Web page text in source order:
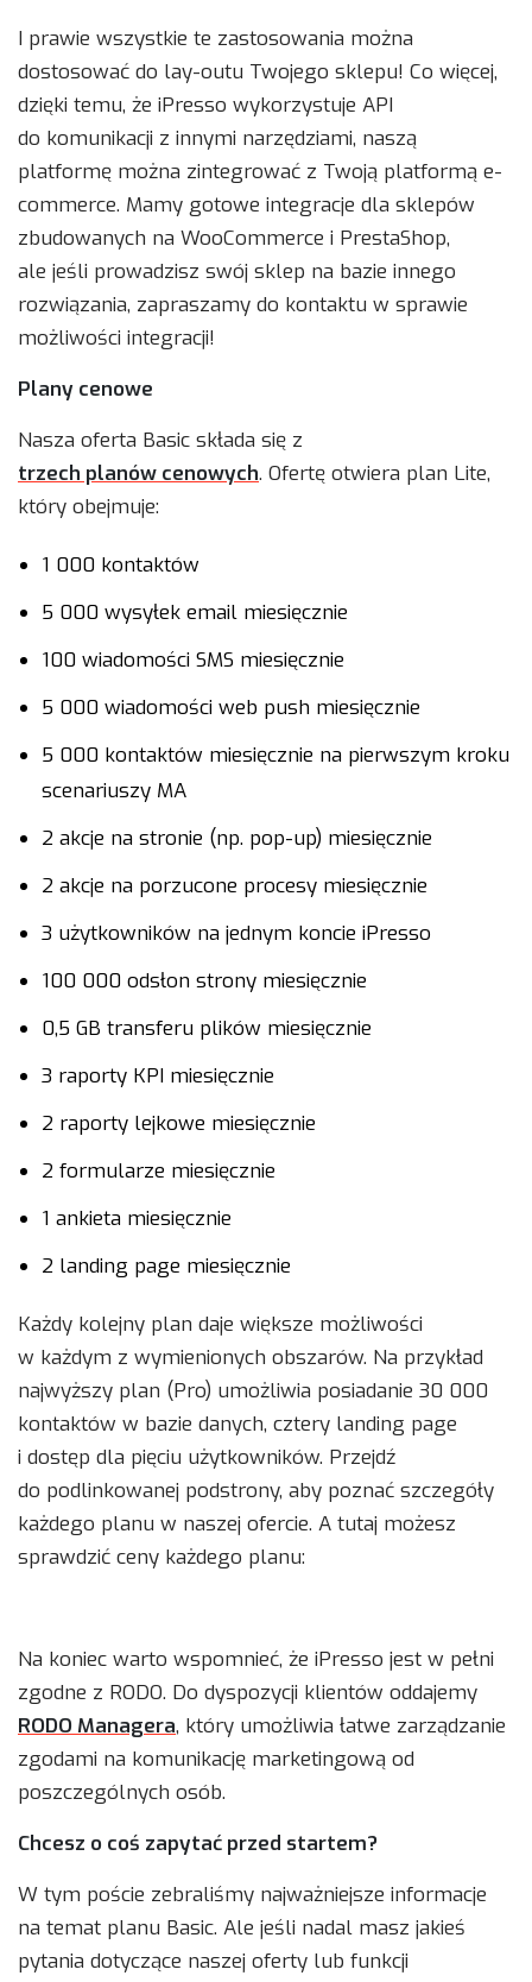
I prawie wszystkie te zastosowania można
dostosować do lay-outu Twojego sklepu! Co więcej,
dzięki temu, że iPresso wykorzystuje API
do komunikacji z innymi narzędziami, naszą
platformę można zintegrować z Twoją platformą e-
commerce. Mamy gotowe integracje dla sklepów
zbudowanych na WooCommerce i PrestaShop,
ale jeśli prowadzisz swój sklep na bazie innego
rozwiązania, zapraszamy do kontaktu w sprawie
możliwości integracji!
Plany cenowe
Nasza oferta Basic składa się z
trzech planów cenowych. Ofertę otwiera plan Lite,
który obejmuje:
1 000 kontaktów
5 000 wysyłek email miesięcznie
100 wiadomości SMS miesięcznie
5 000 wiadomości web push miesięcznie
5 000 kontaktów miesięcznie na pierwszym kroku
scenariuszy MA
2 akcje na stronie (np. pop-up) miesięcznie
2 akcje na porzucone procesy miesięcznie
3 użytkowników na jednym koncie iPresso
100 000 odsłon strony miesięcznie
0,5 GB transferu plików miesięcznie
3 raporty KPI miesięcznie
2 raporty lejkowe miesięcznie
2 formularze miesięcznie
1 ankieta miesięcznie
2 landing page miesięcznie
Każdy kolejny plan daje większe możliwości
w każdym z wymienionych obszarów. Na przykład
najwyższy plan (Pro) umożliwia posiadanie 30 000
kontaktów w bazie danych, cztery landing page
i dostęp dla pięciu użytkowników. Przejdź
do podlinkowanej podstrony, aby poznać szczegóły
każdego planu w naszej ofercie. A tutaj możesz
sprawdzić ceny każdego planu:
Na koniec warto wspomnieć, że iPresso jest w pełni
zgodne z RODO. Do dyspozycji klientów oddajemy
RODO Managera, który umożliwia łatwe zarządzanie
zgodami na komunikację marketingową od
poszczególnych osób.
Chcesz o coś zapytać przed startem?
W tym poście zebraliśmy najważniejsze informacje
na temat planu Basic. Ale jeśli nadal masz jakieś
pytania dotyczące naszej oferty lub funkcji